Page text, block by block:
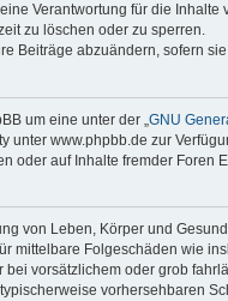
Verantwortung für die
zu löschen oder zu sperren.
Beiträge abzuändern, sofern
um eine unter der „ GNU
unter www.phpbb.de zur
oder auf Inhalte fremder Foren
von Leben, Körper und
mittelbare Folgeschäden wie
vorsätzlichem oder grob
vorhersehbaren